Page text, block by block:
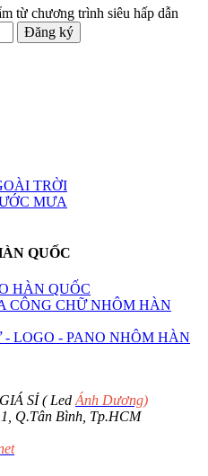
từ chương trình siêu hấp dẫn
TRỜI
MƯA
QUỐC
HÀN QUỐC
CÔNG CHỮ NHÔM HÀN
LOGO - PANO NHÔM HÀN
SỈ ( Led Ánh Dương)
Q.Tân Bình, Tp.HCM